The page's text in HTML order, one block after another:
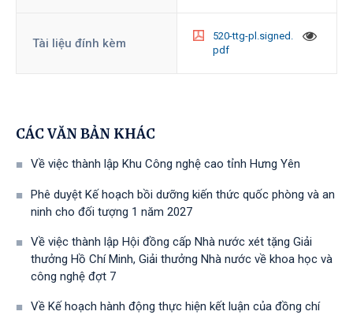
Tài liệu đính kèm
520-ttg-pl.signed.
pdf
CÁC VĂN BẢN KHÁC
Về việc thành lập Khu Công nghệ cao tỉnh Hưng Yên
Phê duyệt Kế hoạch bồi dưỡng kiến thức quốc phòng và an
ninh cho đối tượng 1 năm 2027
Về việc thành lập Hội đồng cấp Nhà nước xét tặng Giải
thưởng Hồ Chí Minh, Giải thưởng Nhà nước về khoa học và
công nghệ đợt 7
Về Kế hoạch hành động thực hiện kết luận của đồng chí